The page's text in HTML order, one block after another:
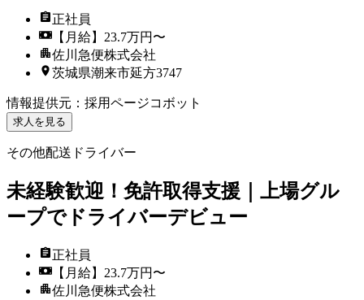
正社員
【月給】23.7万円〜
佐川急便株式会社
茨城県潮来市延方3747
情報提供元 ： 採用ページコボット
求人を見る
その他配送ドライバー
未経験歓迎！免許取得支援｜上場グル
ープでドライバーデビュー
正社員
【月給】23.7万円〜
佐川急便株式会社